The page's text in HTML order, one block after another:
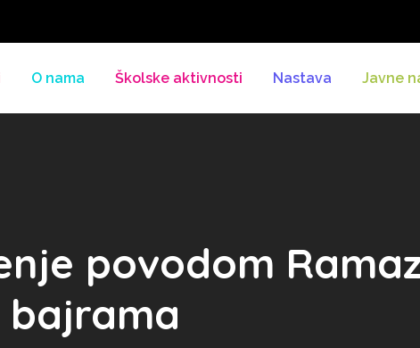
O nama Školske aktivnosti Nastava Javne
povodom
bajrama